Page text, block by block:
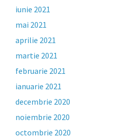
iunie 2021
mai 2021
aprilie 2021
martie 2021
februarie 2021
ianuarie 2021
decembrie 2020
noiembrie 2020
octombrie 2020